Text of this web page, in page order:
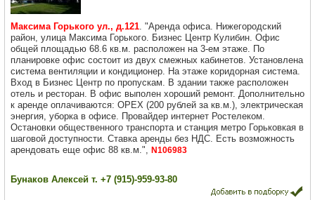
Максима Горького ул., д.121. "Аренда офиса. Нижегородский
район, улица Максима Горького. Бизнес Центр Кулибин. Офис
общей площадью 68.6 кв.м. расположен на 3-ем этаже. По
планировке офис состоит из двух смежных кабинетов. Установлена
система вентиляции и кондиционер. На этаже коридорная система.
Вход в Бизнес Центр по пропускам. В здании также расположен
отель и ресторан. В офис выполен хороший ремонт. Дополнительно
к аренде оплачиваются: OPEX (200 рублей за кв.м.), электрическая
энергия, уборка в офисе. Провайдер интернет Ростелеком.
Остановки общественного транспорта и станция метро Горьковкая в
шаговой доступности. Ставка аренды без НДС. Есть возможность
арендовать еще офис 88 кв.м.", N106983
Бунаков Алексей т. +7 (915)-959-93-80